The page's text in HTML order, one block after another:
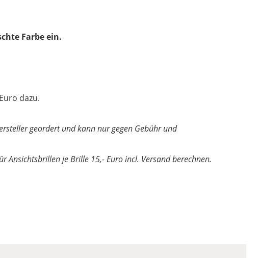
Farbe ein.
dazu.
geordert und kann nur gegen Gebühr und
Ansichtsbrillen je Brille 15,- Euro incl. Versand berechnen.